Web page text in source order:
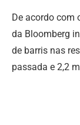
De acordo com
da Bloomberg
de barris nas
passada e 2,2